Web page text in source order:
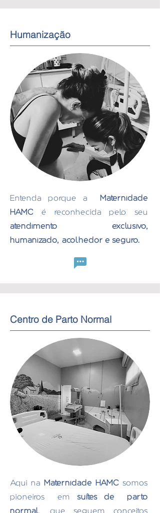
Humanização
Entenda porque a
Maternidade
HAMC é reconhecida pelo seu
atendimento exclusivo,
humanizado, acolhedor e seguro.
Centro de Parto Normal
Aqui na Maternidade HAMC somos
pioneiros em suítes de parto
normal, que seguem conceitos